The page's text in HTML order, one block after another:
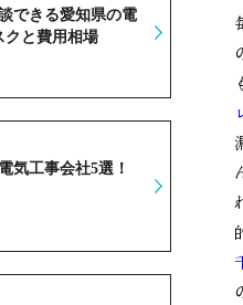
できる愛知県の電
クと費用相場
気工事会社5選！